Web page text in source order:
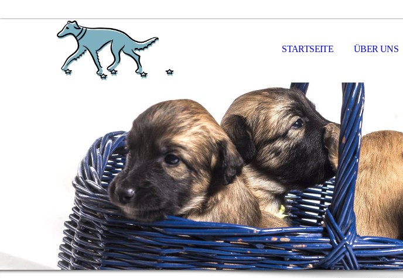
STARTSEITE ÜBER UNS